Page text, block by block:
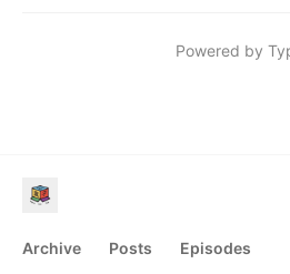
Archive Posts Episodes